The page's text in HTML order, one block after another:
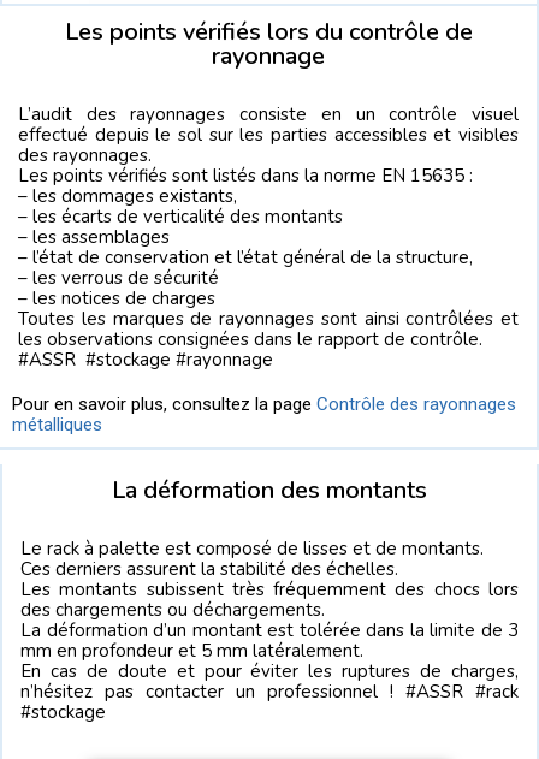
Les points vérifiés lors du contrôle de
rayonnage
L’audit des rayonnages consiste en un contrôle visuel
effectué depuis le sol sur les parties accessibles et visibles
des rayonnages.
Les points vérifiés sont listés dans la norme EN 15635 :
– les dommages existants,
– les écarts de verticalité des montants
– les assemblages
– l’état de conservation et l’état général de la structure,
– les verrous de sécurité
– les notices de charges
Toutes les marques de rayonnages sont ainsi contrôlées et
les observations consignées dans le rapport de contrôle.
#ASSR #stockage #rayonnage
Pour en savoir plus, consultez la page Contrôle des rayonnages
métalliques
La déformation des montants
Le rack à palette est composé de lisses et de montants.
Ces derniers assurent la stabilité des échelles.
Les montants subissent très fréquemment des chocs lors
des chargements ou déchargements.
La déformation d’un montant est tolérée dans la limite de 3
mm en profondeur et 5 mm latéralement.
En cas de doute et pour éviter les ruptures de charges,
n’hésitez pas contacter un professionnel ! #ASSR #rack
#stockage